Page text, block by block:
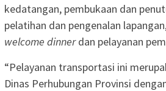
kedatangan, pembukaan dan
pelatihan dan pengenalan
welcome dinnerdan pelayanan
“Pelayanan transportasi ini
Dinas Perhubungan Provinsi